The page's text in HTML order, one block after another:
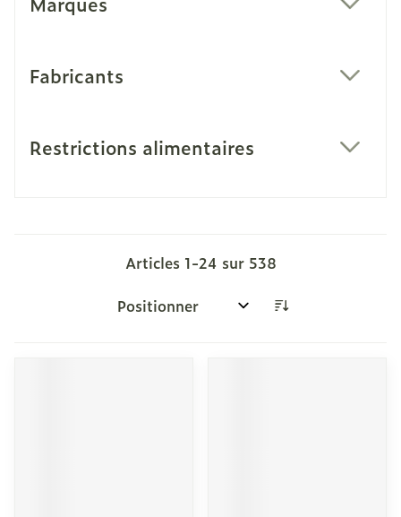
Fabricants
Restrictions alimentaires
Articles 1-24 sur 538
Trier par: